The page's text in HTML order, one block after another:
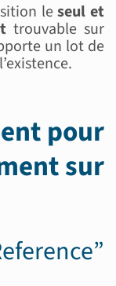
leseul et
trouvable sur
un lot de
pour
sur